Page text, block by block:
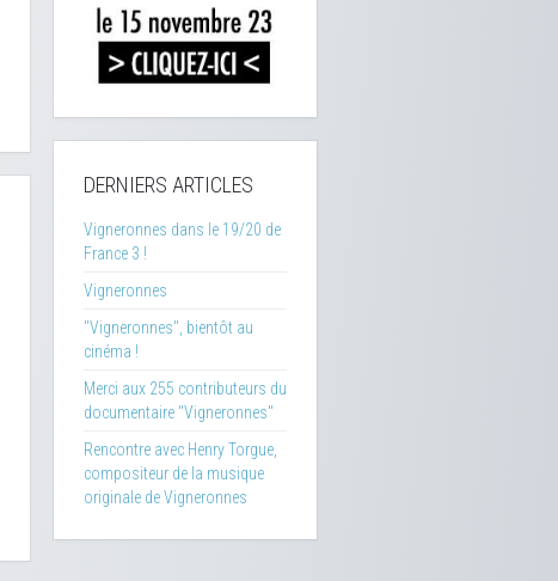
DERNIERS ARTICLES
Vigneronnes dans le 19/20 de
France 3 !
Vigneronnes
"Vigneronnes", bientôt au
cinéma !
Merci aux 255 contributeurs du
documentaire "Vigneronnes"
Rencontre avec Henry Torgue,
compositeur de la musique
originale de Vigneronnes